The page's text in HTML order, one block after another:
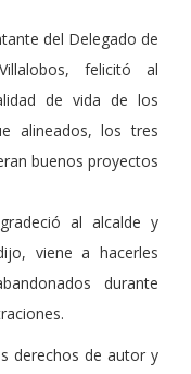
del Delegado de
felicitó al
de vida de los
alineados, los tres
buenos proyectos
al alcalde y
viene a hacerles
durante
derechos de autor y